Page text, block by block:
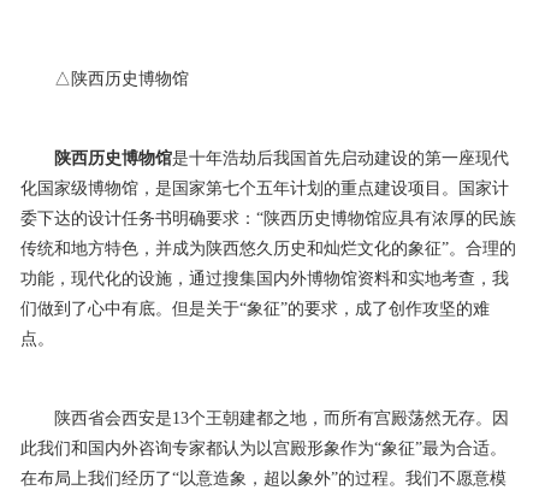
△陕西历史博物馆
陕西历史博物馆是十年浩劫后我国首先启动建设的第一座现代
化国家级博物馆，是国家第七个五年计划的重点建设项目。国家计
委下达的设计任务书明确要求：“陕西历史博物馆应具有浓厚的民族
传统和地方特色，并成为陕西悠久历史和灿烂文化的象征”。合理的
功能，现代化的设施，通过搜集国内外博物馆资料和实地考查，我
们做到了心中有底。但是关于“象征”的要求，成了创作攻坚的难
点。
陕西省会西安是13个王朝建都之地，而所有宫殿荡然无存。因
此我们和国内外咨询专家都认为以宫殿形象作为“象征”最为合适。
在布局上我们经历了“以意造象，超以象外”的过程。我们不愿意模